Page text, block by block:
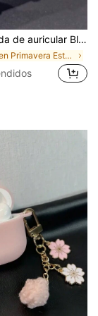
funda protectora antideslizante compatible con Pro 2, linda compatible con 3, blanco lechoso compatible con 2, para mujer, regalo de primavera, regalo de cumpleaños, regalo para mamá
en Primavera Estuches para auriculares